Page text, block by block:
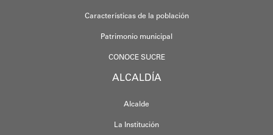
Características de la población
Patrimonio municipal
CONOCE SUCRE
ALCALDÍA
Alcalde
La Institución